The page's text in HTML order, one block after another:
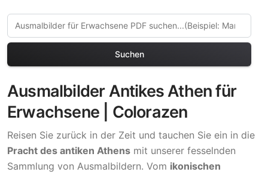
Suchen
Ausmalbilder Antikes Athen für
Erwachsene | Colorazen
Reisen Sie zurück in der Zeit und tauchen Sie ein in die
Pracht des antiken Athens mit unserer fesselnden
Sammlung von Ausmalbildern. Vom ikonischen